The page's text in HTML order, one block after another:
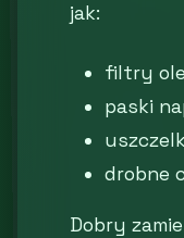
jak:
filtry
paski
drobne
Dobry